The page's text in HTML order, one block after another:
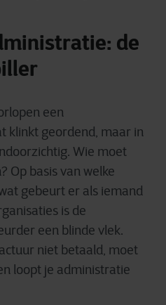
de
een
klinkt geordend, maar in
Wie moet
Op basis van welke
gebeurt er als iemand
is de
een blinde vlek.
niet betaald, moet
loopt je administratie